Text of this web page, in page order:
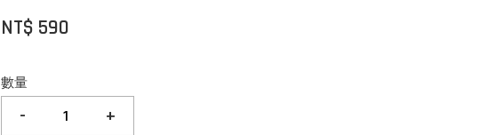
NT$ 590
數量
- +